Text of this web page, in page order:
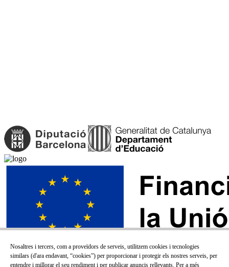
Nosaltres i tercers, com a proveïdors de serveis, utilitzem cookies i tecnologies
similars (d'ara endavant, “cookies”) per proporcionar i protegir els nostres serveis, per
entendre i millorar el seu rendiment i per publicar anuncis rellevants. Per a més